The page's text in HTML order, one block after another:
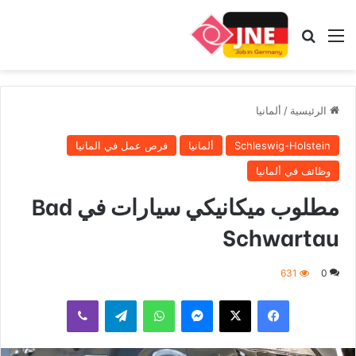
القائمة بحث عن
الرئيسية / ألمانيا
Schleswig-Holstein ألمانيا
فرص عمل في المانيا
وظائف في ألمانيا
مطلوب ميكانيكي سيارات في Bad
Schwartau
0
631
فيسبوك واتساب